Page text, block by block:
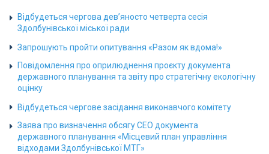
Відбудеться чергова дев’яносто четверта сесія
Здолбунівської міської ради
Запрошують пройти опитування «Разом як вдома!»
Повідомлення про оприлюднення проєкту документа
державного планування та звіту про стратегічну екологічну
оцінку
Відбудеться чергове засідання виконавчого комітету
Заява про визначення обсягу СЕО документа
державного планування «Місцевий план управління
відходами Здолбунівської МТГ»